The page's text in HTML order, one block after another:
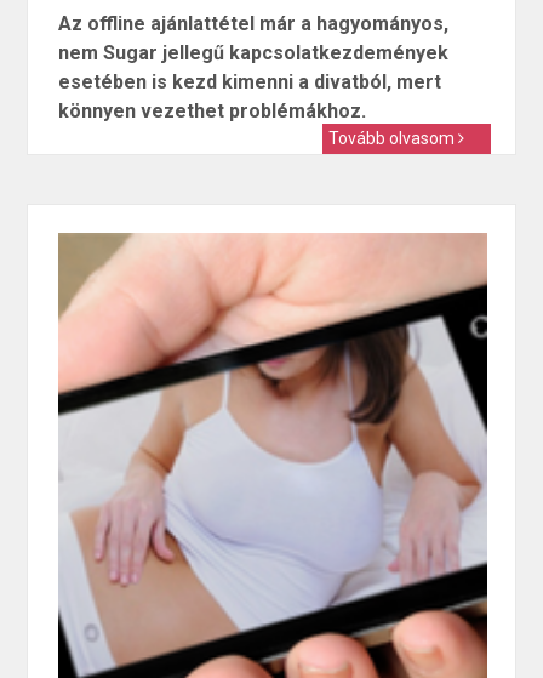
Az offline ajánlattétel már a hagyományos,
nem Sugar jellegű kapcsolatkezdemények
esetében is kezd kimenni a divatból, mert
könnyen vezethet problémákhoz.
Tovább olvasom